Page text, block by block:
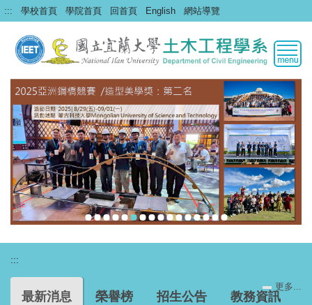
跳
到
要
容
區
::: 學校首頁 學院首頁 回首頁 English 網站導覽
:::
最新消息 榮譽榜 招生公告 教務資訊
更多...